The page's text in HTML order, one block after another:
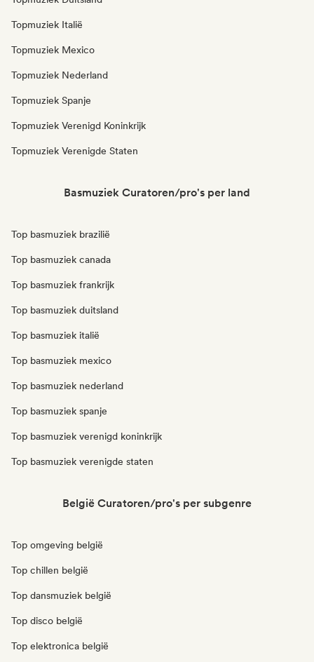
Topmuziek Italië
Topmuziek Mexico
Topmuziek Nederland
Topmuziek Spanje
Topmuziek Verenigd Koninkrijk
Topmuziek Verenigde Staten
Basmuziek Curatoren/pro's per land
Top basmuziek brazilië
Top basmuziek canada
Top basmuziek frankrijk
Top basmuziek duitsland
Top basmuziek italië
Top basmuziek mexico
Top basmuziek nederland
Top basmuziek spanje
Top basmuziek verenigd koninkrijk
Top basmuziek verenigde staten
België Curatoren/pro's per subgenre
Top omgeving belgië
Top chillen belgië
Top dansmuziek belgië
Top disco belgië
Top elektronica belgië